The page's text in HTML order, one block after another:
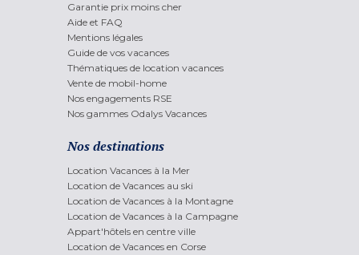
Garantie prix moins cher
Aide et FAQ
Mentions légales
Guide de vos vacances
Thématiques de location vacances
Vente de mobil-home
Nos engagements RSE
Nos gammes Odalys Vacances
Nos destinations
Location Vacances à la Mer
Location de Vacances au ski
Location de Vacances à la Montagne
Location de Vacances à la Campagne
Appart'hôtels en centre ville
Location de Vacances en Corse